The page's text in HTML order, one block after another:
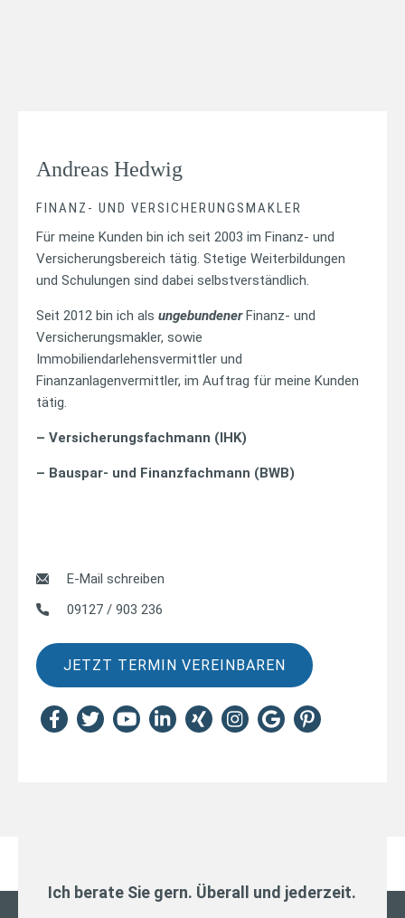
Andreas Hedwig
FINANZ- UND VERSICHERUNGSMAKLER
Für meine Kunden bin ich seit 2003 im Finanz- und
Versicherungsbereich tätig. Stetige Weiterbildungen
und Schulungen sind dabei selbstverständlich.
Seit 2012 bin ich als ungebundenerFinanz- und
Versicherungsmakler, sowie
Immobiliendarlehensvermittler und
Finanzanlagenvermittler, im Auftrag für meine Kunden
tätig.
– Versicherungsfachmann (IHK)
– Bauspar- und Finanzfachmann (BWB)
E-Mail schreiben
09127 / 903 236
JETZT TERMIN VEREINBAREN
Ich berate Sie gern. Überall und jederzeit.